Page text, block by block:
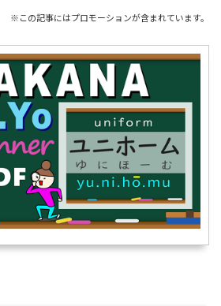
※この記事にはプロモーションが含まれています。